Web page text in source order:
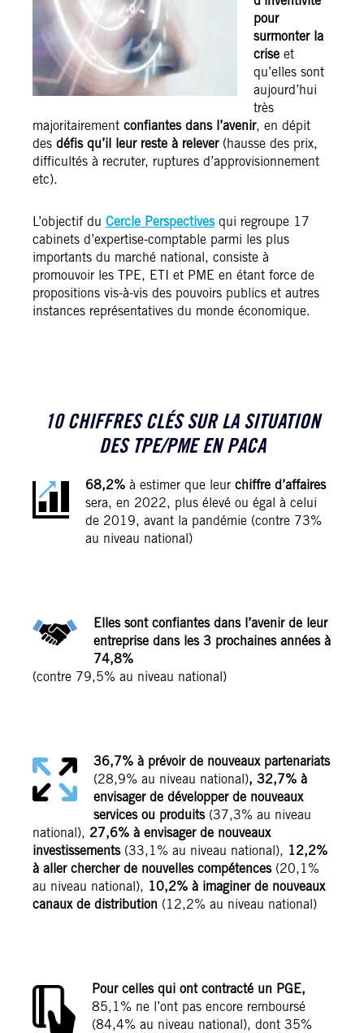
pour
surmonter la
crise et
qu’elles sont
aujourd’hui
très
majoritairement confiantes dans l’avenir, en dépit
des défis qu’il leur reste à relever(hausse des prix,
difficultés à recruter, ruptures d’approvisionnement
etc).
L’objectif du Cercle Perspectivesqui regroupe 17
cabinets d’expertise-comptable parmi les plus
importants du marché national, consiste à
promouvoir les TPE, ETI et PME en étant force de
propositions vis-à-vis des pouvoirs publics et autres
instances représentatives du monde économique.
10 CHIFFRES CLÉS SUR LA SITUATION
DES TPE/PME EN PACA
68,2% à estimer que leur chiffre d’affaires
sera, en 2022, plus élevé ou égal à celui
de 2019, avant la pandémie (contre 73%
au niveau national)
Elles sont confiantes dans l’avenir de leur
entreprise dans les 3 prochaines années à
74,8%
(contre 79,5% au niveau national)
36,7% à prévoir de nouveaux partenariats
(28,9% au niveau national), 32,7% à
envisager de développer de nouveaux
services ou produits (37,3% au niveau
national), 27,6% à envisager de nouveaux
investissements(33,1% au niveau national), 12,2%
à aller chercher de nouvelles compétences (20,1%
au niveau national), 10,2% à imaginer de nouveaux
canaux de distribution (12,2% au niveau national)
Pour celles qui ont contracté un PGE,
85,1% ne l’ont pas encore remboursé
(84,4% au niveau national), dont 35%